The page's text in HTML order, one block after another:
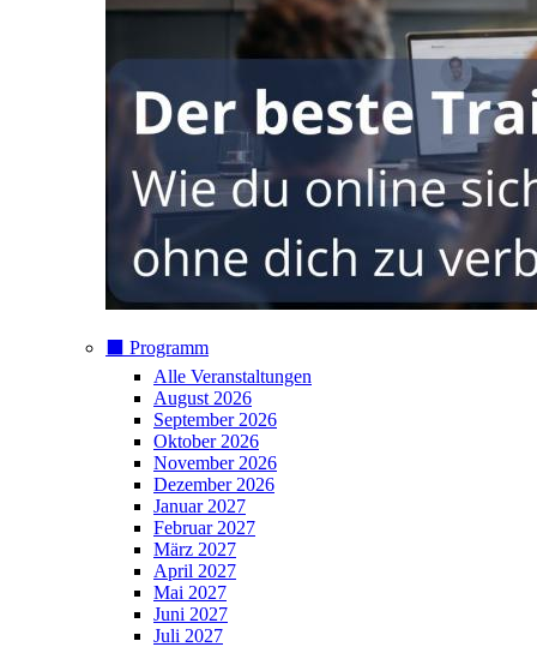
⬛️ Programm
Alle Veranstaltungen
August 2026
September 2026
Oktober 2026
November 2026
Dezember 2026
Januar 2027
Februar 2027
März 2027
April 2027
Mai 2027
Juni 2027
Juli 2027